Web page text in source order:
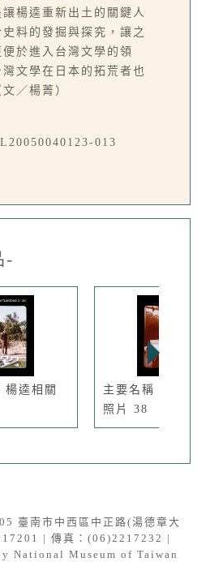
楊逵重新出土的關鍵人
料的發掘與探究，讓之
於進入台灣文學的領
文學在日本的拓荒者也
／楊菁）
013
-
楊逵相關
主要名稱：楊逵相關
照片 38
臺南市中西區中正路(湯德章大
| 傳真：(06)2217232 |
National Museum of Taiwan